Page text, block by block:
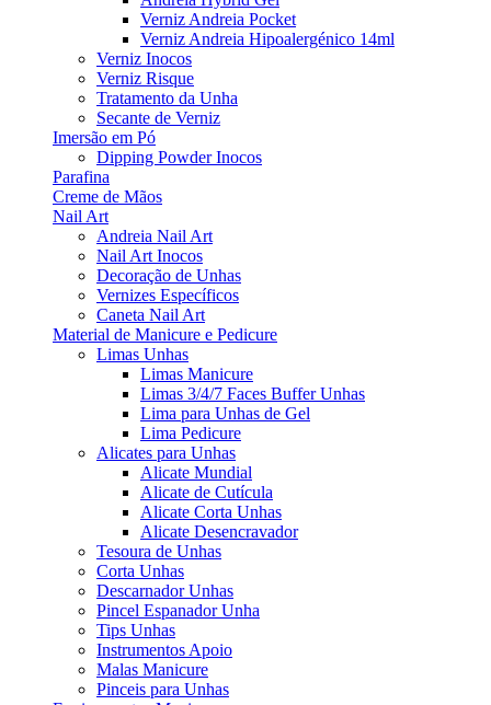
Verniz Andreia Pocket
Verniz Andreia Hipoalergénico 14ml
Verniz Inocos
Verniz Risque
Tratamento da Unha
Secante de Verniz
Imersão em Pó
Dipping Powder Inocos
Parafina
Creme de Mãos
Nail Art
Andreia Nail Art
Nail Art Inocos
Decoração de Unhas
Vernizes Específicos
Caneta Nail Art
Material de Manicure e Pedicure
Limas Unhas
Limas Manicure
Limas 3/4/7 Faces Buffer Unhas
Lima para Unhas de Gel
Lima Pedicure
Alicates para Unhas
Alicate Mundial
Alicate de Cutícula
Alicate Corta Unhas
Alicate Desencravador
Tesoura de Unhas
Corta Unhas
Descarnador Unhas
Pincel Espanador Unha
Tips Unhas
Instrumentos Apoio
Malas Manicure
Pinceis para Unhas